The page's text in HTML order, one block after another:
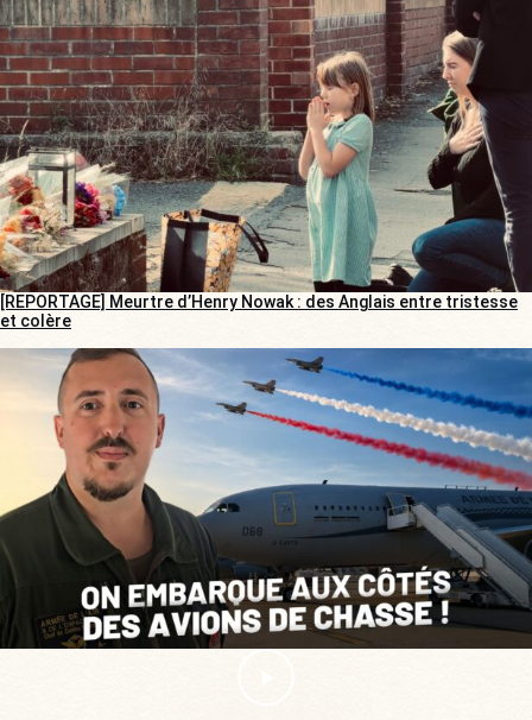
[GRANDE ENQUÊTE] Justice française : l’islamisation silencieuse
[REPORTAGE] Meurtre d’Henry Nowak : des Anglais entre tristesse
et colère